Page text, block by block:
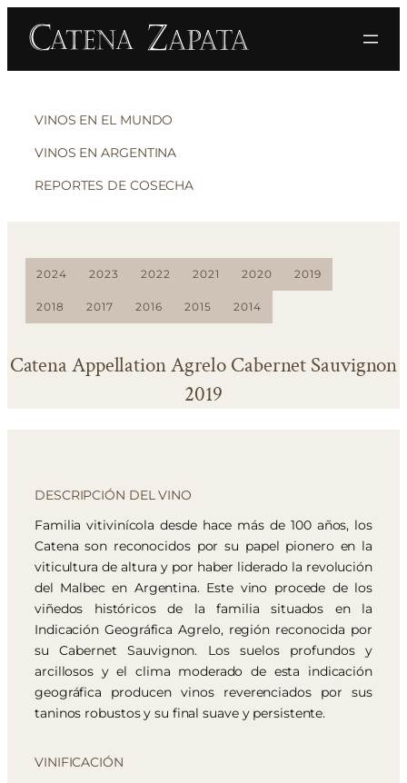
VINOS EN EL MUNDO
VINOS EN ARGENTINA
REPORTES DE COSECHA
2024 2023 2022 2021 2020 2019
2018 2017 2016 2015 2014
Catena Appellation Agrelo Cabernet Sauvignon
2019
DESCRIPCIÓN DEL VINO
Familia vitivinícola desde hace más de 100 años, los
Catena son reconocidos por su papel pionero en la
viticultura de altura y por haber liderado la revolución
del Malbec en Argentina. Este vino procede de los
viñedos históricos de la familia situados en la
Indicación Geográfica Agrelo, región reconocida por
su Cabernet Sauvignon. Los suelos profundos y
arcillosos y el clima moderado de esta indicación
geográfica producen vinos reverenciados por sus
taninos robustos y su final suave y persistente.
VINIFICACIÓN